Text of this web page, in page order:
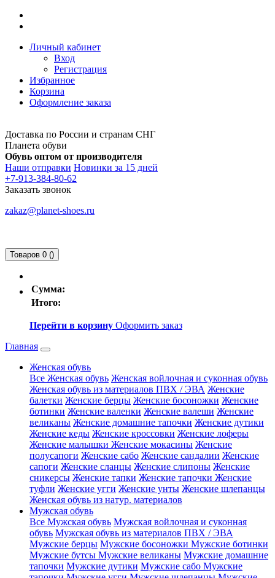
Личный кабинет
Вход
Регистрация
Избранное
Корзина
Оформление заказа
Доставка по России и странам СНГ
Планета обуви
Обувь оптом от производителя
Наши отправки Новинки за 15 дней
+7-913-384-80-62
Заказать звонок
zakaz@planet-shoes.ru
Товаров 0 ()
Сумма:
Итого:
Перейти в корзину Оформить заказ
Главная
Женская обувь
Все Женская обувь Женская войлочная и суконная обувь
Женская обувь из материалов ПВХ / ЭВА Женские
балетки Женские берцы Женские босоножки Женские
ботинки Женские валенки Женские валеши Женские
великаны Женские домашние тапочки Женские дутики
Женские кеды Женские кроссовки Женские лоферы
Женские малышки Женские мокасины Женские
полусапоги Женские сабо Женские сандалии Женские
сапоги Женские сланцы Женские слипоны Женские
сникерсы Женские тапки Женские тапочки Женские
туфли Женские угги Женские унты Женские шлепанцы
Женская обувь из натур. материалов
Мужская обувь
Все Мужская обувь Мужская войлочная и суконная
обувь Мужская обувь из материалов ПВХ / ЭВА
Мужские берцы Мужские босоножки Мужские ботинки
Мужские бутсы Мужские великаны Мужские домашние
тапочки Мужские дутики Мужские сабо Мужские